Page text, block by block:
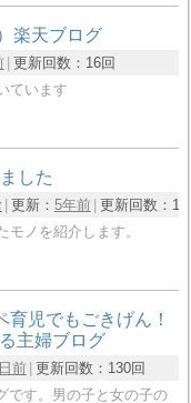
楽天ブログ
更新回数： 16回
ています
した
更新： 5年前 更新回数：
モノを紹介します。
児でもごきげん！
主婦ブログ
前 更新回数： 130回
です。男の子と女の子の